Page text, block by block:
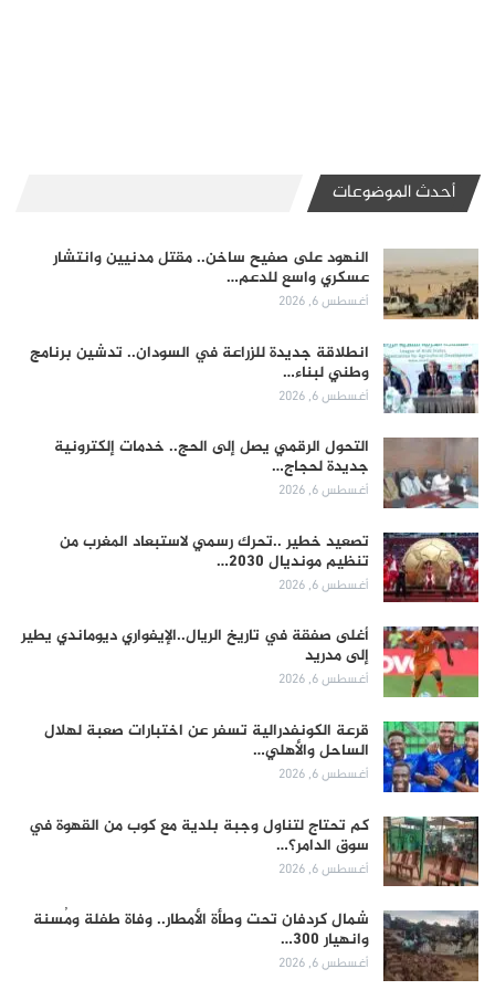
أحدث الموضوعات
النهود على صفيح ساخن.. مقتل مدنيين وانتشار
عسكري واسع للدعم…
أغسطس 6, 2026
انطلاقة جديدة للزراعة في السودان.. تدشين برنامج
وطني لبناء…
أغسطس 6, 2026
التحول الرقمي يصل إلى الحج.. خدمات إلكترونية
جديدة لحجاج…
أغسطس 6, 2026
تصعيد خطير ..تحرك رسمي لاستبعاد المغرب من
تنظيم مونديال 2030…
أغسطس 6, 2026
أغلى صفقة في تاريخ الريال..الإيفواري ديوماندي يطير
إلى مدريد
أغسطس 6, 2026
قرعة الكونفدرالية تسفر عن اختبارات صعبة لهلال
الساحل والأهلي…
أغسطس 6, 2026
كم تحتاج لتناول وجبة بلدية مع كوب من القهوة في
سوق الدامر؟…
أغسطس 6, 2026
شمال كردفان تحت وطأة الأمطار.. وفاة طفلة ومُسنة
وانهيار 300…
أغسطس 6, 2026